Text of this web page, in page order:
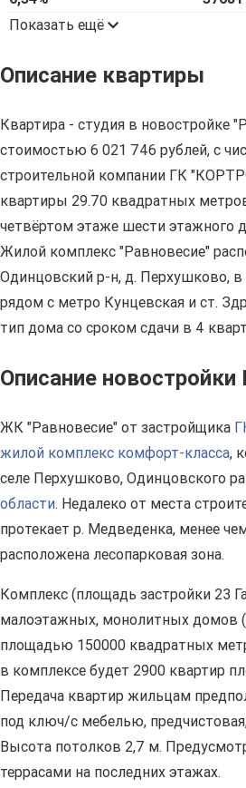
Показать ещё
Описание квартиры
Квартира - студия в новостройке
стоимостью 6 021 746 рублей, с
строительной компании ГК
квартиры 29.70 квадратных
четвёртом этаже шести этажного
Жилой комплекс "Равновесие"
Одинцовский р-н, д. Перхушково,
рядом с метро Кунцевская и ст.
тип дома со сроком сдачи в 4
Описание новостройки
ЖК "Равновесие" от застройщика
жилой комплекс комфорт-класса,
селе Перхушково, Одинцовского
области. Недалеко от места
протекает р. Медведенка, менее
расположена лесопарковая зона.
Комплекс (площадь застройки 23
малоэтажных, монолитных домов
площадью 150000 квадратных
в комплексе будет 2900 квартир
Передача квартир жильцам
под ключ/с мебелью,
Высота потолков 2,7 м.
террасами на последних этажах.